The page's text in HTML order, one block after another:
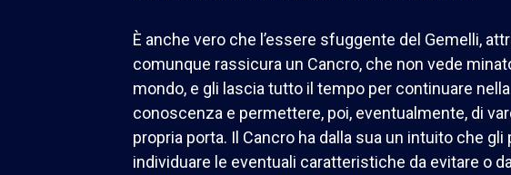
È anche vero che l’essere sfuggente del Gemelli,
comunque rassicura un Cancro, che non vede
mondo, e gli lascia tutto il tempo per continuare nella
conoscenza e permettere, poi, eventualmente, di
propria porta. Il Cancro ha dalla sua un intuito che
individuare le eventuali caratteristiche da evitare o da